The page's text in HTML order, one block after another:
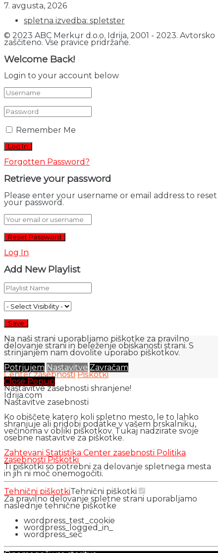
7. avgusta, 2026
spletna izvedba: spletster
© 2023 ABC Merkur d.o.o. Idrija, 2001 - 2023. Avtorsko
zaščiteno. Vse pravice pridržane.
Welcome Back!
Login to your account below
Remember Me
Forgotten Password?
Retrieve your password
Please enter your username or email address to reset
your password.
Log In
Add New Playlist
Na naši strani uporabljamo piškotke za pravilno
delovanje strani in beleženje obiskanosti strani. S
strinjanjem nam dovolite uporabo piškotkov.
Potrjujem Nastavitve Zavračam
Center zasebnosti Piškotki
Close Popup
Nastavitve zasebnosti shranjene!
Idrija.com
Nastavitve zasebnosti
Ko obiščete katero koli spletno mesto, le to lahko
shranjuje ali pridobi podatke v vašem brskalniku,
večinoma v obliki piškotkov. Tukaj nadzirate svoje
osebne nastavitve za piškotke.
Zahtevani Statistika Center zasebnosti Politika
zasebnosti Piškotki
Ti piškotki so potrebni za delovanje spletnega mesta
in jih ni moč onemogočiti.
Tehnični piškotkiTehnični piškotki
Za pravilno delovanje spletne strani uporabljamo
naslednje tehnične piškotke
wordpress_test_cookie
wordpress_logged_in_
wordpress_sec